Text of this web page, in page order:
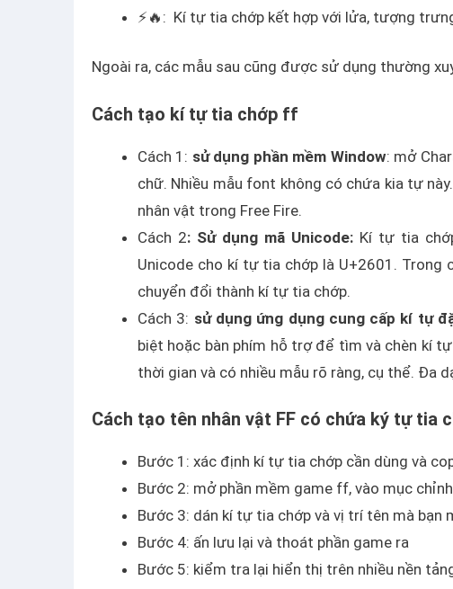
⚡️🔥: Kí tự tia chớp kết hợp với lửa, tượng
Ngoài ra, các mẫu sau cũng được sử dụng thường
Cách tạo kí tự tia chớp ff
Cách 1: sử dụng phần mềm Window: mở
chữ. Nhiều mẫu font không có chứa kia tự
nhân vật trong Free Fire.
Cách 2: Sử dụng mã Unicode:Kí tự tia
Unicode cho kí tự tia chớp là U+2601. Trong
chuyển đổi thành kí tự tia chớp.
Cách 3: sử dụng ứng dụng cung cấp kí tự
biệt hoặc bàn phím hỗ trợ để tìm và chèn kí
thời gian và có nhiều mẫu rõ ràng, cụ thể. Đa
Cách tạo tên nhân vật FF có chứa ký tự tia
Bước 1: xác định kí tự tia chớp cần dùng và
Bước 2: mở phần mềm game ff, vào mục
Bước 3: dán kí tự tia chớp và vị trí tên mà bạn
Bước 4: ấn lưu lại và thoát phần game ra
Bước 5: kiểm tra lại hiển thị trên nhiều nền